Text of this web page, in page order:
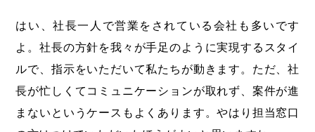
はい、社長一人で営業をされている会社も多いです
よ。社長の方針を我々が手足のように実現するスタイ
ルで、指示をいただいて私たちが動きます。ただ、社
長が忙しくてコミュニケーションが取れず、案件が進
まないというケースもよくあります。やはり担当窓口